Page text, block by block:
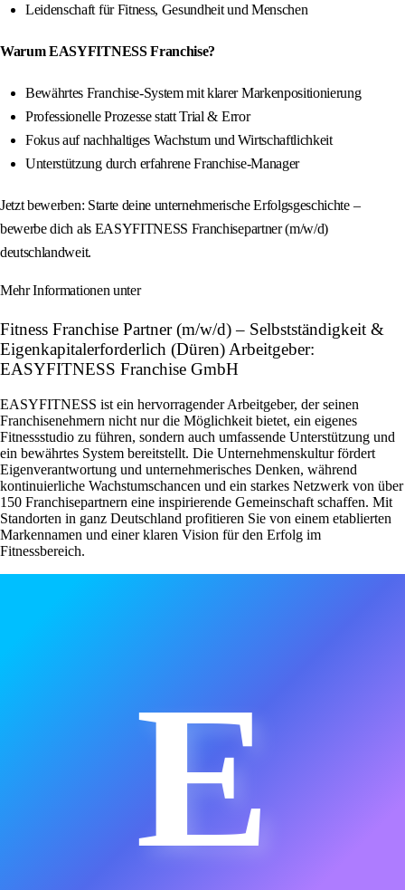
Leidenschaft für Fitness, Gesundheit und Menschen
Warum EASYFITNESS Franchise?
Bewährtes Franchise-System mit klarer Markenpositionierung
Professionelle Prozesse statt Trial & Error
Fokus auf nachhaltiges Wachstum und Wirtschaftlichkeit
Unterstützung durch erfahrene Franchise-Manager
Jetzt bewerben: Starte deine unternehmerische Erfolgsgeschichte –
bewerbe dich als EASYFITNESS Franchisepartner (m/w/d)
deutschlandweit.
Mehr Informationen unter
Fitness Franchise Partner (m/w/d) – Selbstständigkeit &
Eigenkapitalerforderlich (Düren) Arbeitgeber:
EASYFITNESS Franchise GmbH
EASYFITNESS ist ein hervorragender Arbeitgeber, der seinen
Franchisenehmern nicht nur die Möglichkeit bietet, ein eigenes
Fitnessstudio zu führen, sondern auch umfassende Unterstützung und
ein bewährtes System bereitstellt. Die Unternehmenskultur fördert
Eigenverantwortung und unternehmerisches Denken, während
kontinuierliche Wachstumschancen und ein starkes Netzwerk von über
150 Franchisepartnern eine inspirierende Gemeinschaft schaffen. Mit
Standorten in ganz Deutschland profitieren Sie von einem etablierten
Markennamen und einer klaren Vision für den Erfolg im
Fitnessbereich.
E